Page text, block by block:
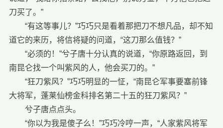
刀买了。”
“有这等事儿？”巧巧只是看着那把刀不想凡品，却不知
道它的来历，将信将疑的问道，“这刀那么值钱？”
“必须的！”兮子唐十分认真的说道，“你原路返回，到
南昆仑找一个叫紫风的人，他会买刀的。”
“狂刀紫风？”巧巧明显的一怔，“南昆仑军事要塞前锋
大将军，蓬莱仙榜金科排名第二十五的狂刀紫风？”
兮子唐点点头。
“你以为我是傻子么！”巧巧冷哼一声，“人家紫风将军